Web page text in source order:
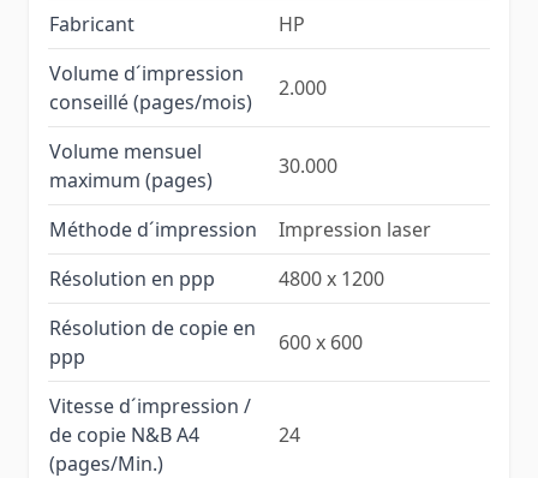
Fabricant
HP
Volume d´impression
conseillé (pages/mois)
2.000
Volume mensuel
maximum (pages)
30.000
Méthode d´impression
Impression laser
Résolution en ppp
4800 x 1200
Résolution de copie en
ppp
600 x 600
Vitesse d´impression /
de copie N&B A4
(pages/Min.)
24